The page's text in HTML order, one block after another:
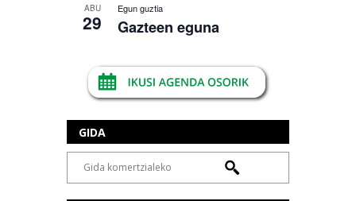
ABU
29
Egun guztia
Gazteen eguna
GIDA